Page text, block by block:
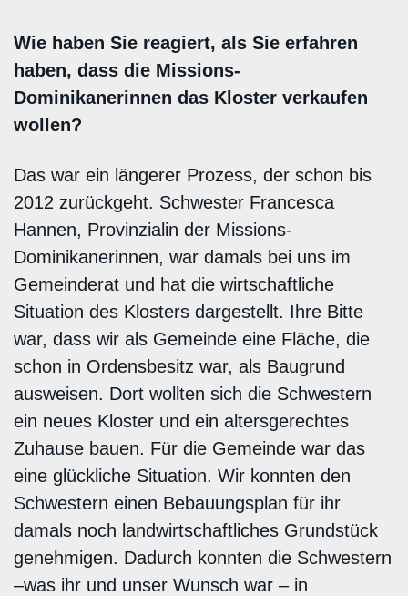
Wie haben Sie reagiert, als Sie erfahren
haben, dass die Missions-
Dominikanerinnen das Kloster verkaufen
wollen?
Das war ein längerer Prozess, der schon bis
2012 zurückgeht. Schwester Francesca
Hannen, Provinzialin der Missions-
Dominikanerinnen, war damals bei uns im
Gemeinderat und hat die wirtschaftliche
Situation des Klosters dargestellt. Ihre Bitte
war, dass wir als Gemeinde eine Fläche, die
schon in Ordensbesitz war, als Baugrund
ausweisen. Dort wollten sich die Schwestern
ein neues Kloster und ein altersgerechtes
Zuhause bauen. Für die Gemeinde war das
eine glückliche Situation. Wir konnten den
Schwestern einen Bebauungsplan für ihr
damals noch landwirtschaftliches Grundstück
genehmigen. Dadurch konnten die Schwestern
–was ihr und unser Wunsch war – in